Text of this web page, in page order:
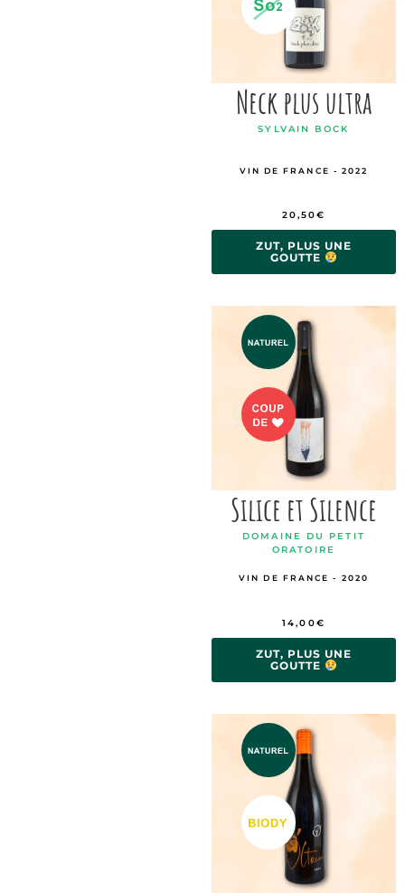
Neck plus ultra
SYLVAIN BOCK
VIN DE FRANCE - 2022
20,50€
ZUT, PLUS UNE
GOUTTE
Silice et Silence
DOMAINE DU PETIT
ORATOIRE
VIN DE FRANCE - 2020
14,00€
ZUT, PLUS UNE
GOUTTE